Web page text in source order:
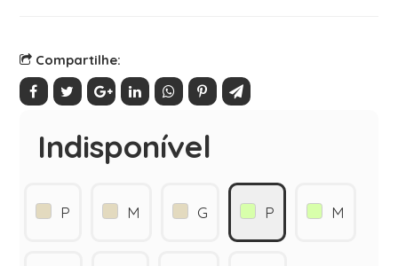
Compartilhe:
Indisponível
P M G P M